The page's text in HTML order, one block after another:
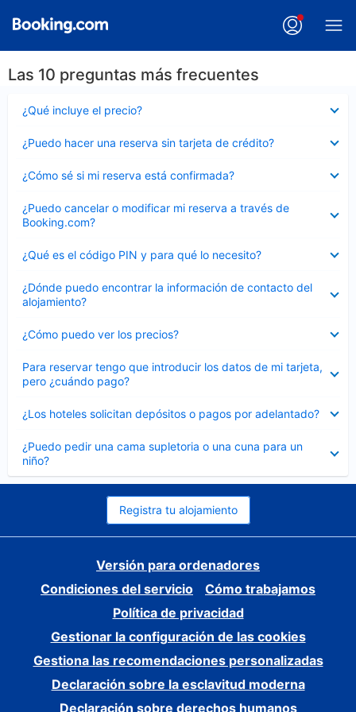
Las 10 preguntas más frecuentes
¿Qué incluye el precio?
cerrado
¿Puedo hacer una reserva sin tarjeta de crédito?
cerrado
¿Cómo sé si mi reserva está confirmada?
cerrado
¿Puedo cancelar o modificar mi reserva a través de
Booking.com?
cerrado
¿Qué es el código PIN y para qué lo necesito?
cerrado
¿Dónde puedo encontrar la información de contacto del
alojamiento?
cerrado
¿Cómo puedo ver los precios?
cerrado
Para reservar tengo que introducir los datos de mi tarjeta,
pero ¿cuándo pago?
cerrado
¿Los hoteles solicitan depósitos o pagos por adelantado?
cerrado
¿Puedo pedir una cama supletoria o una cuna para un
niño?
cerrado
Registra tu alojamiento
Versión para ordenadores
Condiciones del servicio
Cómo trabajamos
Política de privacidad
Gestionar la configuración de las cookies
Gestiona las recomendaciones personalizadas
Declaración sobre la esclavitud moderna
Declaración sobre derechos humanos